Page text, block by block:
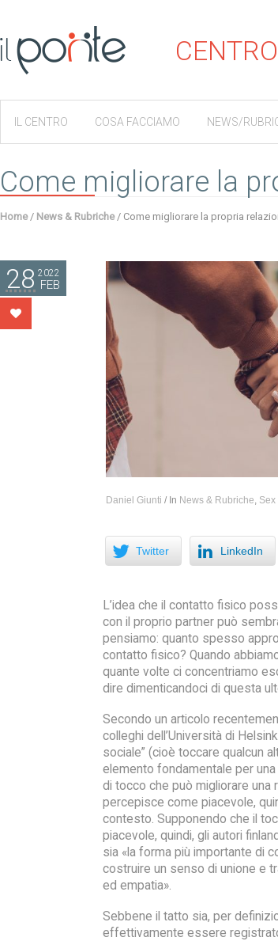
IL CENTRO COSA FACCIAMO NEWS/
Come migliorare la
Home / News & Rubriche / Come migliorare la propria
28 2022
FEB
Daniel Giunti / In News & Rubriche, Sex
Twitter LinkedIn
L’idea che il contatto fisico
con il proprio partner può
pensiamo: quanto spesso
contatto fisico? Quando
quante volte ci concentriamo
dire dimenticandoci di questa
Secondo un articolo
colleghi dell’Università di
sociale” (cioè toccare qualcun
elemento fondamentale per
di tocco che può migliorare una
percepisce come piacevole,
contesto. Supponendo che il
piacevole, quindi, gli autori
sia «la forma più importante di
costruire un senso di unione e
ed empatia».
Sebbene il tatto sia, per
effettivamente essere